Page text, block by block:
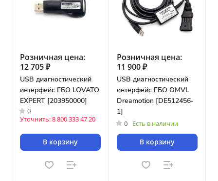
Розничная цена:
12 705 ₽
USB диагностический
интерфейс ГБО LOVATO
EXPERT [203950000]
0
Уточнить: 8 800 333 47 20
В корзину
Розничная цена:
11 900 ₽
USB диагностический
интерфейс ГБО OMVL
Dreamotion [DE512456-
1]
0 Есть в наличии
В корзину